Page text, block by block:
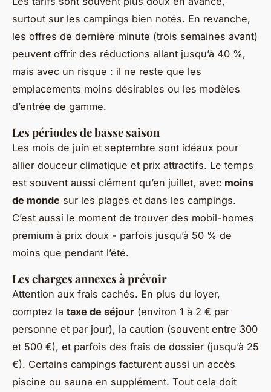
surtout sur les campings bien notés. En revanche,
les offres de dernière minute (trois semaines avant)
peuvent offrir des réductions allant jusqu’à 40 %,
mais avec un risque : il ne reste que les
emplacements moins désirables ou les modèles
d’entrée de gamme.
Les périodes de basse saison
Les mois de juin et septembre sont idéaux pour
allier douceur climatique et prix attractifs. Le temps
est souvent aussi clément qu’en juillet, avec moins
de monde sur les plages et dans les campings.
C’est aussi le moment de trouver des mobil-homes
premium à prix doux - parfois jusqu’à 50 % de
moins que pendant l’été.
Les charges annexes à prévoir
Attention aux frais cachés. En plus du loyer,
comptez la taxe de séjour (environ 1 à 2 € par
personne et par jour), la caution (souvent entre 300
et 500 €), et parfois des frais de dossier (jusqu’à 25
€). Certains campings facturent aussi un accès
piscine ou sauna en supplément. Tout cela doit